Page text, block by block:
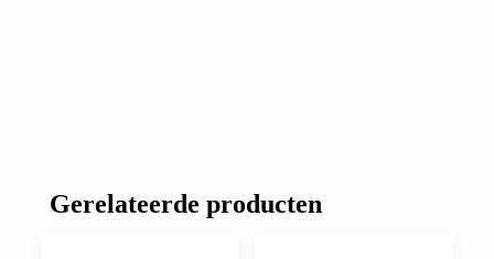
Gerelateerde producten